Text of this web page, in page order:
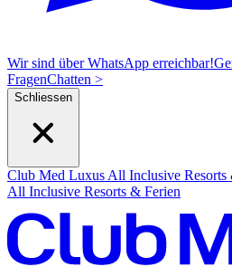
Wir sind über WhatsApp erreichbar!
FragenChatten >
Schliessen
Club Med Luxus All Inclusive Resorts
All Inclusive Resorts & Ferien